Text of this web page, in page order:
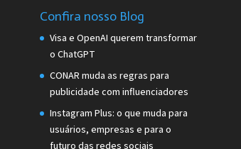
Confira nosso Blog
Visa e OpenAI querem transformar
o ChatGPT
CONAR muda as regras para
publicidade com influenciadores
Instagram Plus: o que muda para
usuários, empresas e para o
futuro das redes sociais